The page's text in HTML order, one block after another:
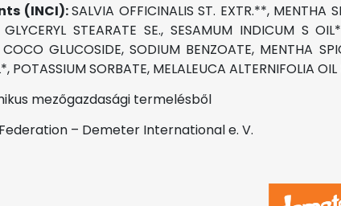
(INCI):SALVIA OFFICINALIS ST. EXTR.**, MENTHA
STEARATE SE., SESAMUM INDICUM S
GLUCOSIDE, SODIUM BENZOATE, MENTHA
POTASSIUM SORBATE, MELALEUCA ALTERNIFOLIA
mezőgazdasági termelésből
– Demeter International e. V.